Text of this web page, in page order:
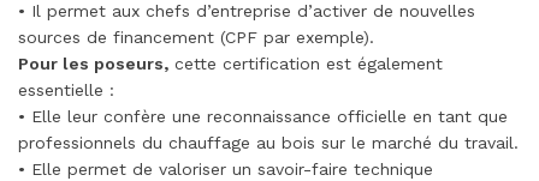
• Il permet aux chefs d’entreprise d’activer de nouvelles
sources de financement (CPF par exemple).
Pour les poseurs, cette certification est également
essentielle :
• Elle leur confère une reconnaissance officielle en tant que
professionnels du chauffage au bois sur le marché du travail.
• Elle permet de valoriser un savoir-faire technique